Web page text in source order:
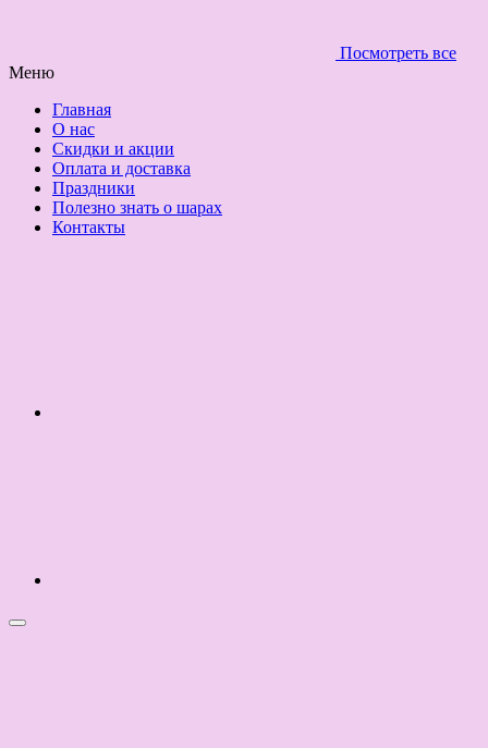
Посмотреть все
Меню
Главная
О нас
Скидки и акции
Оплата и доставка
Праздники
Полезно знать о шарах
Контакты